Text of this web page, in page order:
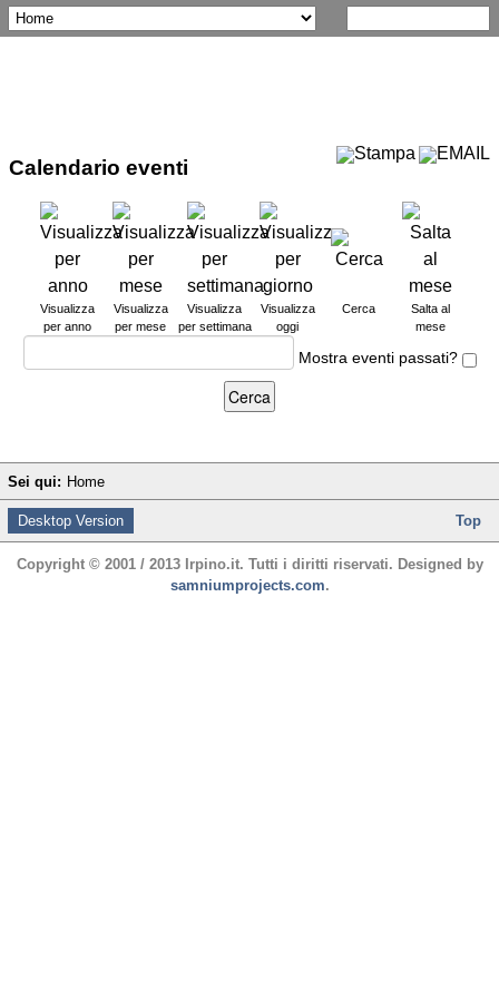
Calendario eventi
Visualizza
per anno
Visualizza
per mese
Visualizza
per settimana
Visualizza
oggi
Cerca
Salta al
mese
Mostra eventi passati?
Sei qui: Home
Desktop Version Top
Copyright © 2001 / 2013 Irpino.it. Tutti i diritti riservati. Designed by
samniumprojects.com.